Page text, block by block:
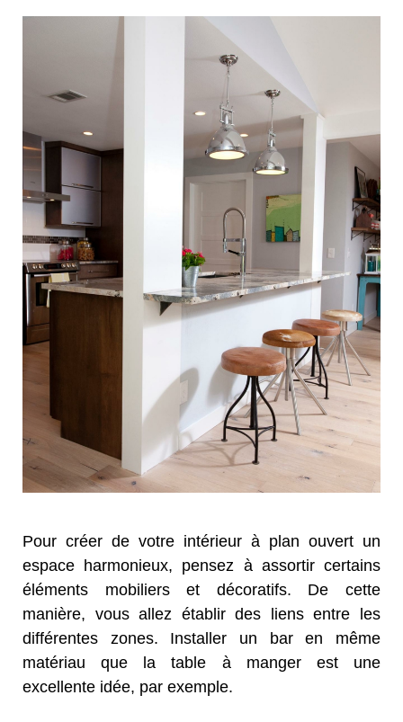
Pour créer de votre intérieur à plan ouvert un
espace harmonieux, pensez à assortir certains
éléments mobiliers et décoratifs. De cette
manière, vous allez établir des liens entre les
différentes zones. Installer un bar en même
matériau que la table à manger est une
excellente idée, par exemple.